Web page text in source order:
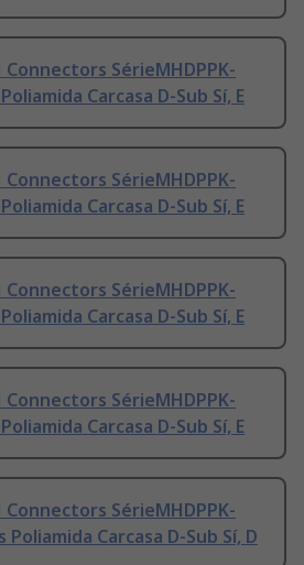
Connectors SérieMHDPPK-
Carcasa D-Sub Sí, E
Connectors SérieMHDPPK-
Carcasa D-Sub Sí, E
Connectors SérieMHDPPK-
Carcasa D-Sub Sí, E
Connectors SérieMHDPPK-
Carcasa D-Sub Sí, E
Connectors SérieMHDPPK-
Carcasa D-Sub Sí, D